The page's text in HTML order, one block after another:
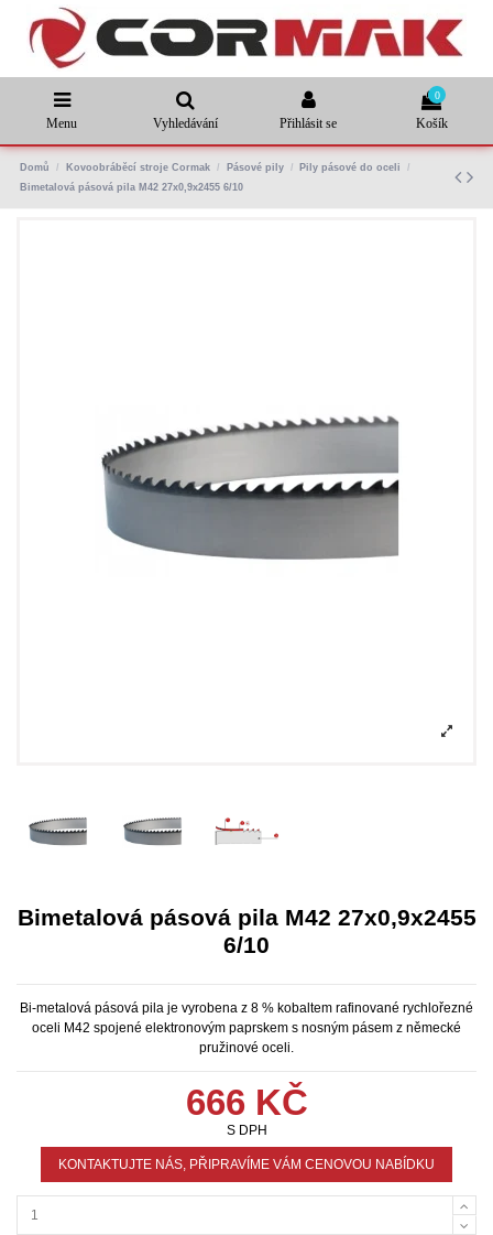
Menu Vyhledávání Přihlásit se
0
Košík
Domů Kovoobráběcí stroje Cormak Pásové pily
Pily pásové do oceli
Bimetalová pásová pila M42 27x0,9x2455 6/10
Bimetalová pásová pila M42 27x0,9x2455
6/10
Bi-metalová pásová pila je vyrobena z 8 % kobaltem rafinované rychlořezné
oceli M42 spojené elektronovým paprskem s nosným pásem z německé
pružinové oceli.
666 KČ
S DPH
KONTAKTUJTE NÁS, PŘIPRAVÍME VÁM CENOVOU NABÍDKU